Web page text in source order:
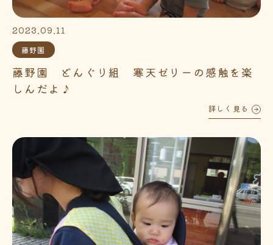
2023.09.11
藤野園
藤野園 どんぐり組 寒天ゼリーの感触を楽
しんだよ♪
詳しく見る